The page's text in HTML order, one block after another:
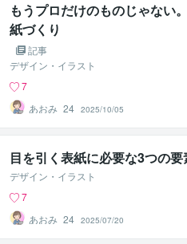
もうプロだけのものじゃない
紙づくり
記事
デザイン・イラスト
7
あおみ_24 2025/10/05
目を引く表紙に必要な3つの要
デザイン・イラスト
7
あおみ_24 2025/07/20